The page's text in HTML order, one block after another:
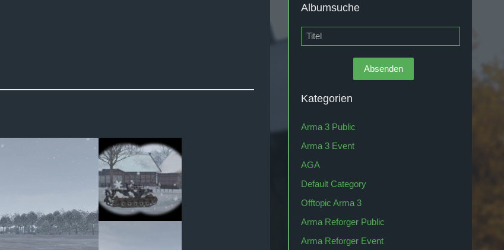
Albumsuche
Kategorien
Arma 3 Public
Arma 3 Event
AGA
Default Category
Offtopic Arma 3
Arma Reforger Public
Arma Reforger Event